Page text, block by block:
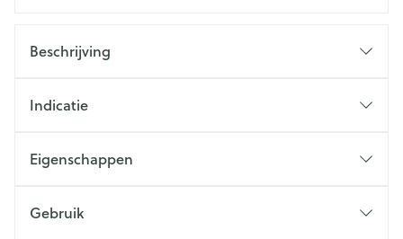
Beschrijving
Indicatie
Eigenschappen
Gebruik